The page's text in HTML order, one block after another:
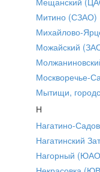
Митино (СЗАО)
Михайлово-
Можайский
Москворечье-
Мытищи,
Н
Нагатино-
Нагатинский
Нагорный